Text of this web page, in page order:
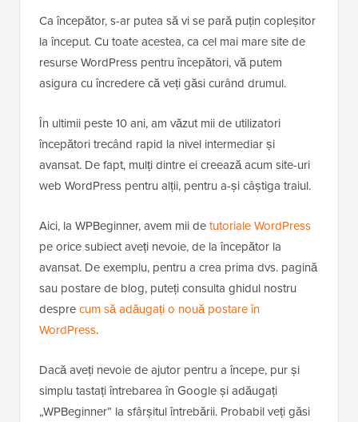
Ca începător, s-ar putea să vi se pară puțin copleșitor
la început. Cu toate acestea, ca cel mai mare site de
resurse WordPress pentru începători, vă putem
asigura cu încredere că veți găsi curând drumul.
În ultimii peste 10 ani, am văzut mii de utilizatori
începători trecând rapid la nivel intermediar și
avansat. De fapt, mulți dintre ei creează acum site-uri
web WordPress pentru alții, pentru a-și câștiga traiul.
Aici, la WPBeginner, avem mii detutoriale WordPress
pe orice subiect aveți nevoie, de la începător la
avansat. De exemplu, pentru a crea prima dvs. pagină
sau postare de blog, puteți consulta ghidul nostru
desprecum să adăugați o nouă postare în
WordPress.
Dacă aveți nevoie de ajutor pentru a începe, pur și
simplu tastați întrebarea în Google și adăugați
„WPBeginner” la sfârșitul întrebării. Probabil veți găsi